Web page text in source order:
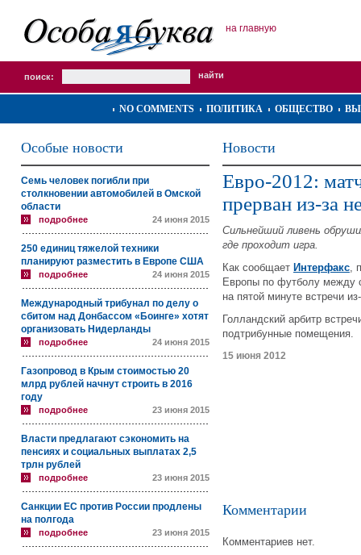
на главную
поиск:
NO COMMENTS ПОЛИТИКА ОБЩЕСТВО
Особые новости
Семь человек погибли при
столкновении автомобилей в Омской
области
подробнее 24 июня 2015
250 единиц тяжелой техники
планируют разместить в Европе США
подробнее 24 июня 2015
Международный трибунал по делу о
сбитом над Донбассом «Боинге» хотят
организовать Нидерланды
подробнее 24 июня 2015
Газопровод в Крым стоимостью 20
млрд рублей начнут строить в 2016
году
подробнее 23 июня 2015
Власти предлагают сэкономить на
пенсиях и социальных выплатах 2,5
трлн рублей
подробнее 23 июня 2015
Санкции ЕС против России продлены
на полгода
подробнее 23 июня 2015
Новости
Евро-2012:
прерван из-за
Сильнейший ливень
где проходит игра.
Как сообщает Интерфакс,
Европы по футболу между
на пятой минуте встречи
Голландский арбитр
подтрибунные помещения.
15 июня 2012
Комментарии
Комментариев нет.